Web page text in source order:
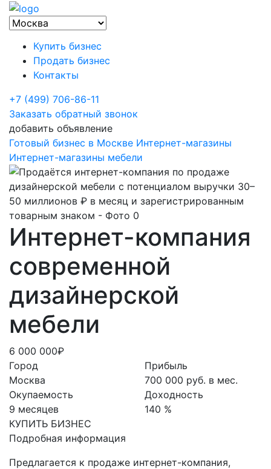
Купить бизнес
Продать бизнес
Контакты
+7 (499) 706-86-11
Заказать обратный звонок
добавить объявление
Готовый бизнес в Москве Интернет-магазины
Интернет-магазины мебели
Интернет-компания
современной
дизайнерской
мебели
6 000 000₽
Город
Москва
Окупаемость
9 месяцев
КУПИТЬ БИЗНЕС
Прибыль
700 000 руб. в мес.
Доходность
140 %
Подробная информация
Предлагается к продаже интернет-компания,